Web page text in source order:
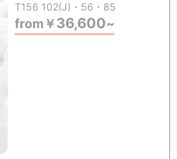
T156 102(J)・56・85
from￥36,600~